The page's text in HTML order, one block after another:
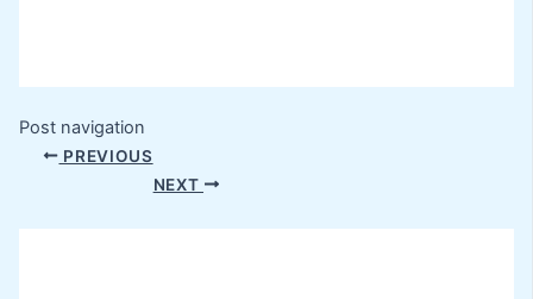
Post navigation
PREVIOUS
NEXT